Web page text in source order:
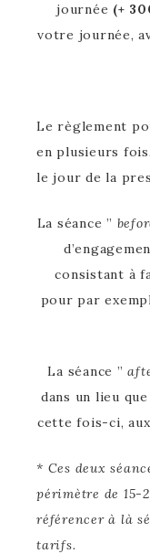
journée (+
votre journée,
Le règlement
en plusieurs
le jour de la
La séance ”
consistant à
pour par
La séance ”
dans un lieu
cette fois-ci,
* Ces deux
périmètre de 15-
référencer à là
tarifs.